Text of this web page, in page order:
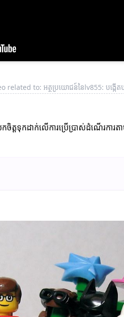
related to: អត្ថប្រយោជន៍នៃlv855: បង្កើត
ទុកដាក់លើការប្រើប្រាស់ដំណើរការត